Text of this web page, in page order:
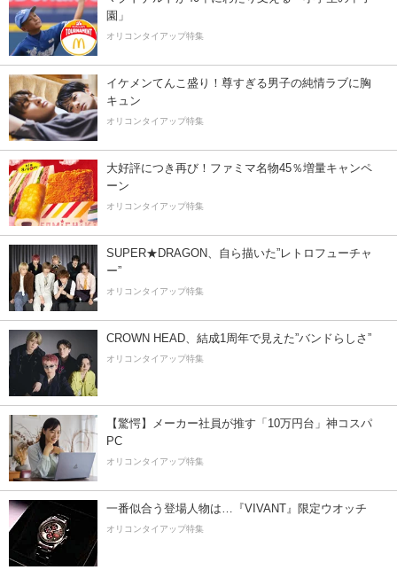
園」
オリコンタイアップ特集
イケメンてんこ盛り！尊すぎる男子の純情ラブに胸
キュン
オリコンタイアップ特集
大好評につき再び！ファミマ名物45％増量キャンペ
ーン
オリコンタイアップ特集
SUPER★DRAGON、自ら描いた”レトロフューチャ
ー”
オリコンタイアップ特集
CROWN HEAD、結成1周年で見えた”バンドらしさ”
オリコンタイアップ特集
【驚愕】メーカー社員が推す「10万円台」神コスパ
PC
オリコンタイアップ特集
一番似合う登場人物は…『VIVANT』限定ウオッチ
オリコンタイアップ特集